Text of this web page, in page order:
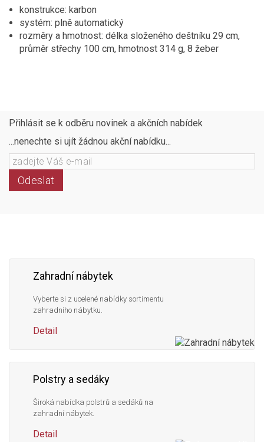
konstrukce: karbon
systém: plně automatický
rozměry a hmotnost: délka složeného deštníku 29 cm,
průměr střechy 100 cm, hmotnost 314 g, 8 žeber
Přihlásit se k odběru novinek a akčních nabídek
...nenechte si ujít žádnou akční nabídku...
Odeslat
Zahradní nábytek
Vyberte si z ucelené nabídky sortimentu
zahradního nábytku.
Detail
Polstry a sedáky
Široká nabídka polstrů a sedáků na
zahradní nábytek.
Detail